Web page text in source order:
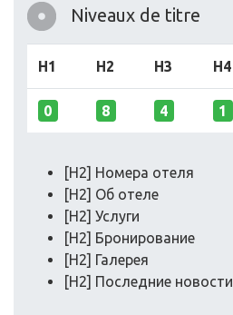
Niveaux de titre
H1 H2 H3 H4
0 8 4 1
[H2] Номера отеля
[H2] Об отеле
[H2] Услуги
[H2] Бронирование
[H2] Галерея
[H2] Последние новости